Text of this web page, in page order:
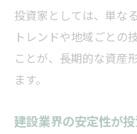
投資家としては、単な
トレンドや地域ごとの
ことが、長期的な資産
ます。
建設業界の安定性が